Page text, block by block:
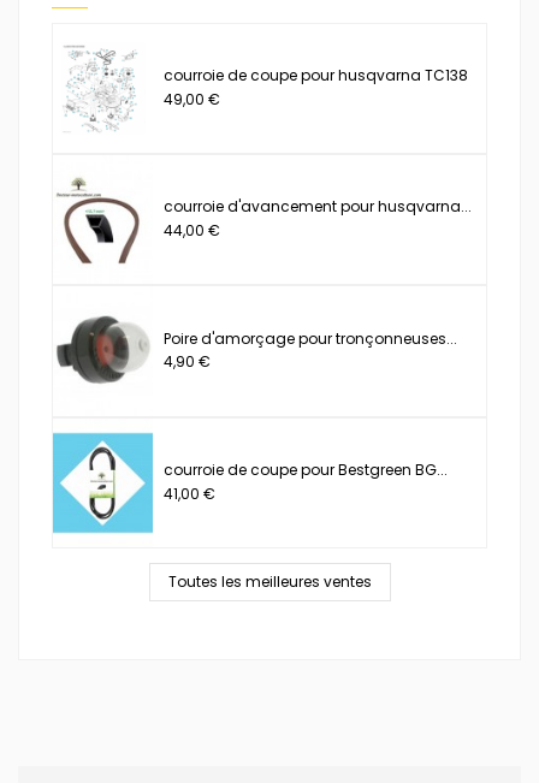
courroie de coupe pour husqvarna TC138
49,00 €
courroie d'avancement pour husqvarna...
44,00 €
Poire d'amorçage pour tronçonneuses...
4,90 €
courroie de coupe pour Bestgreen BG...
41,00 €
Toutes les meilleures ventes